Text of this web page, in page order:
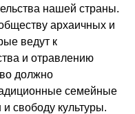
нашей страны.
архаичных и
ведут к
и отравлению
должно
семейные
свободу культуры.